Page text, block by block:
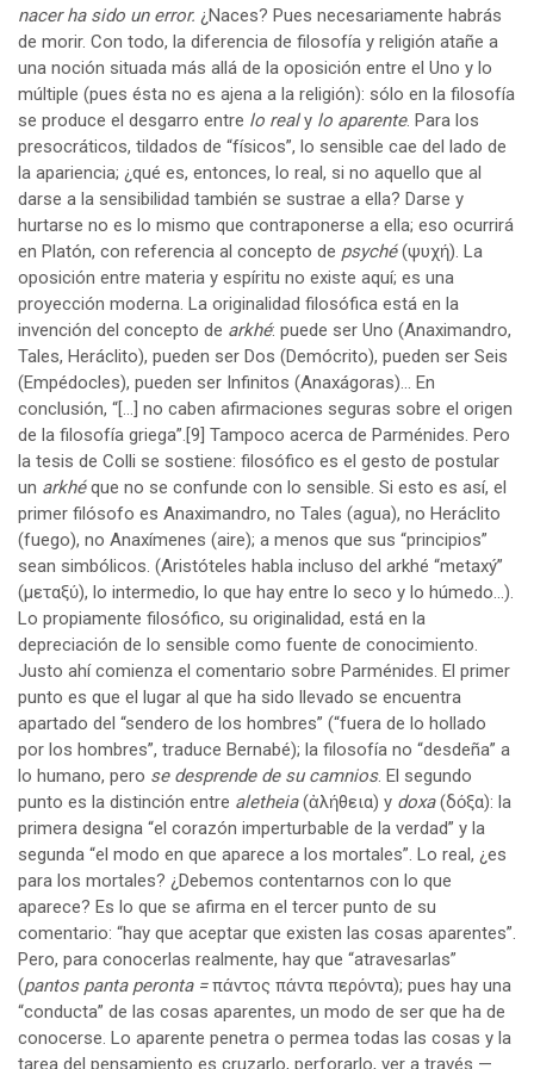
nacer ha sido un error. ¿Naces? Pues necesariamente habrás
de morir. Con todo, la diferencia de filosofía y religión atañe a
una noción situada más allá de la oposición entre el Uno y lo
múltiple (pues ésta no es ajena a la religión): sólo en la filosofía
se produce el desgarro entre lo realy lo aparente. Para los
presocráticos, tildados de “físicos”, lo sensible cae del lado de
la apariencia; ¿qué es, entonces, lo real, si no aquello que al
darse a la sensibilidad también se sustrae a ella? Darse y
hurtarse no es lo mismo que contraponerse a ella; eso ocurrirá
en Platón, con referencia al concepto de psyché(ψυχή). La
oposición entre materia y espíritu no existe aquí; es una
proyección moderna. La originalidad filosófica está en la
invención del concepto de arkhé: puede ser Uno (Anaximandro,
Tales, Heráclito), pueden ser Dos (Demócrito), pueden ser Seis
(Empédocles), pueden ser Infinitos (Anaxágoras)… En
conclusión, “[…] no caben afirmaciones seguras sobre el origen
de la filosofía griega”.[9] Tampoco acerca de Parménides. Pero
la tesis de Colli se sostiene: filosófico es el gesto de postular
un arkhéque no se confunde con lo sensible. Si esto es así, el
primer filósofo es Anaximandro, no Tales (agua), no Heráclito
(fuego), no Anaxímenes (aire); a menos que sus “principios”
sean simbólicos. (Aristóteles habla incluso del arkhé “metaxý”
(μεταξύ), lo intermedio, lo que hay entre lo seco y lo húmedo…).
Lo propiamente filosófico, su originalidad, está en la
depreciación de lo sensible como fuente de conocimiento.
Justo ahí comienza el comentario sobre Parménides. El primer
punto es que el lugar al que ha sido llevado se encuentra
apartado del “sendero de los hombres” (“fuera de lo hollado
por los hombres”, traduce Bernabé); la filosofía no “desdeña” a
lo humano, pero se desprende de su camnios. El segundo
punto es la distinción entre aletheia(ἀλήθεια) y doxa(δόξα): la
primera designa “el corazón imperturbable de la verdad” y la
segunda “el modo en que aparece a los mortales”. Lo real, ¿es
para los mortales? ¿Debemos contentarnos con lo que
aparece? Es lo que se afirma en el tercer punto de su
comentario: “hay que aceptar que existen las cosas aparentes”.
Pero, para conocerlas realmente, hay que “atravesarlas”
(pantos panta peronta =πάντος πάντα περόντα); pues hay una
“conducta” de las cosas aparentes, un modo de ser que ha de
conocerse. Lo aparente penetra o permea todas las cosas y la
tarea del pensamiento es cruzarlo, perforarlo, ver a través —